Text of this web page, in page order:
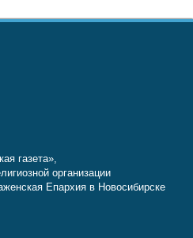
газета»,
организации
Епархия в Новосибирске